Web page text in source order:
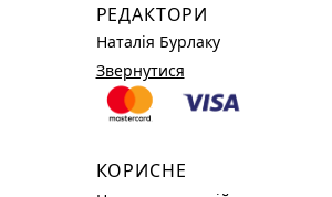
РЕДАКТОРИ
Наталія Бурлаку
Звернутися
КОРИСНЕ